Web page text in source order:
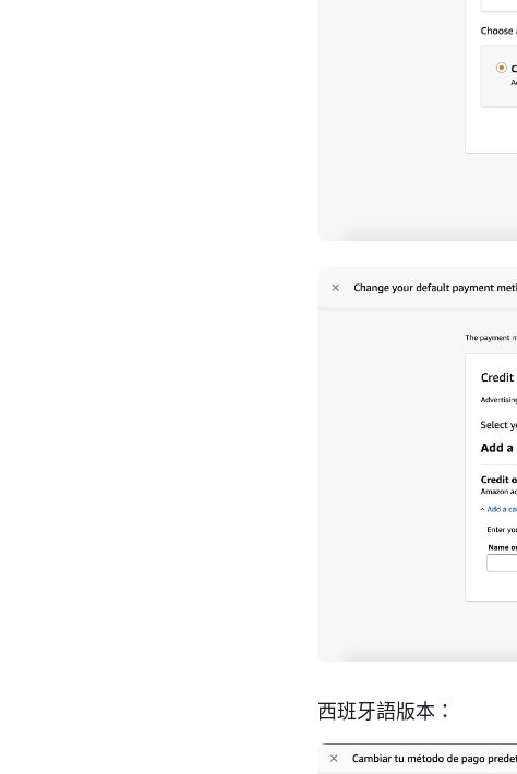
西班牙語版本：